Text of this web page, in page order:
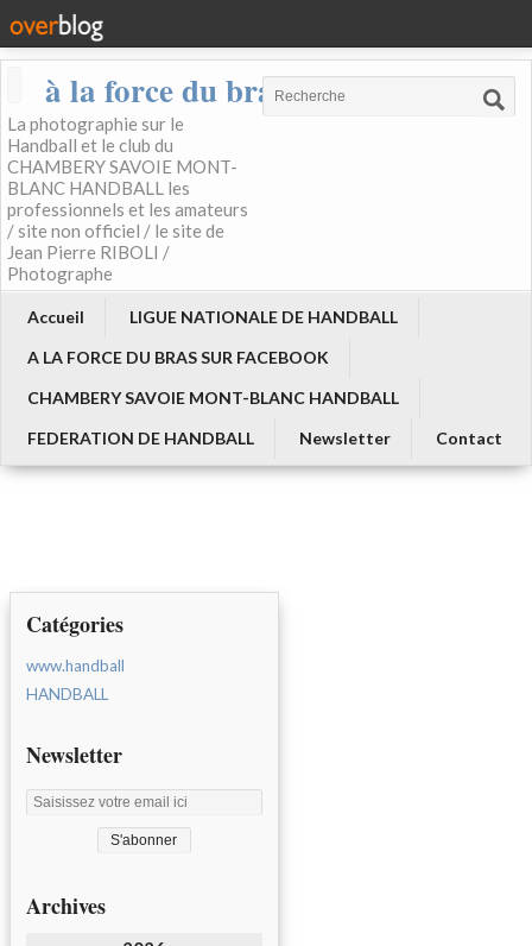
à la force du bras
La photographie sur le
Handball et le club du
CHAMBERY SAVOIE MONT-
BLANC HANDBALL les
professionnels et les amateurs
/ site non officiel / le site de
Jean Pierre RIBOLI /
Photographe
Accueil
LIGUE NATIONALE DE HANDBALL
A LA FORCE DU BRAS SUR FACEBOOK
CHAMBERY SAVOIE MONT-BLANC HANDBALL
FEDERATION DE HANDBALL
Newsletter Contact
Catégories
www.handball
HANDBALL
Newsletter
Archives